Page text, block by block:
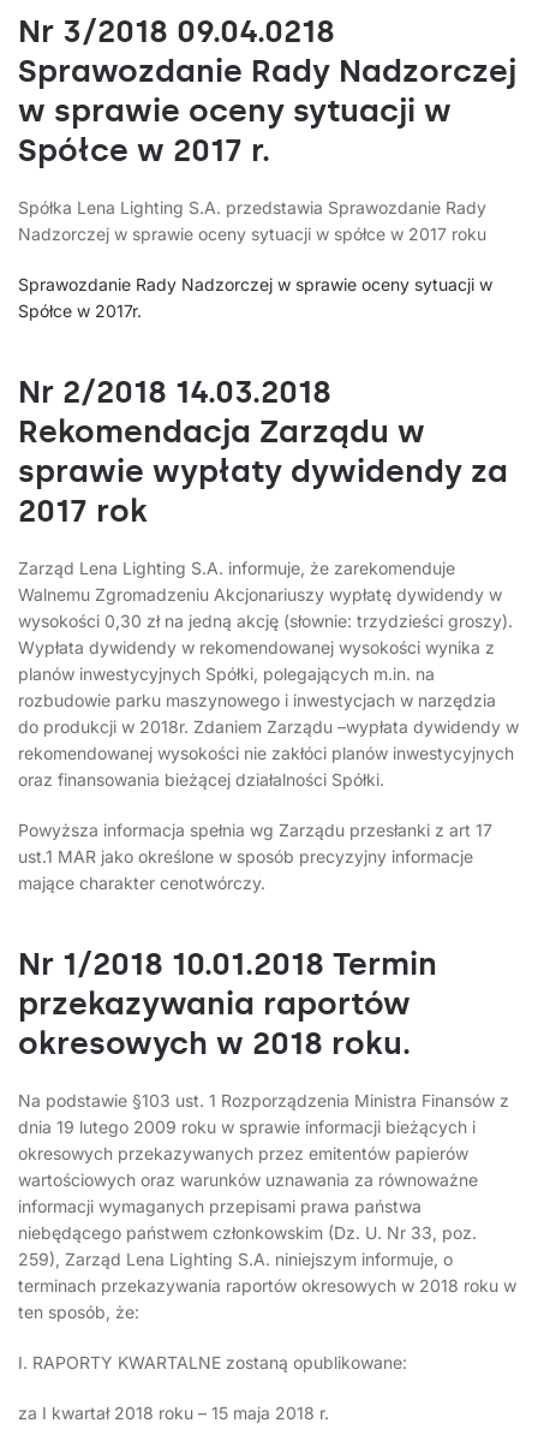
Nr 3/2018 09.04.0218
Sprawozdanie Rady Nadzorczej
w sprawie oceny sytuacji w
Spółce w 2017 r.
Spółka Lena Lighting S.A. przedstawia Sprawozdanie Rady
Nadzorczej w sprawie oceny sytuacji w spółce w 2017 roku
Sprawozdanie Rady Nadzorczej w sprawie oceny sytuacji w
Spółce w 2017r.
Nr 2/2018 14.03.2018
Rekomendacja Zarządu w
sprawie wypłaty dywidendy za
2017 rok
Zarząd Lena Lighting S.A. informuje, że zarekomenduje
Walnemu Zgromadzeniu Akcjonariuszy wypłatę dywidendy w
wysokości 0,30 zł na jedną akcję (słownie: trzydzieści groszy).
Wypłata dywidendy w rekomendowanej wysokości wynika z
planów inwestycyjnych Spółki, polegających m.in. na
rozbudowie parku maszynowego i inwestycjach w narzędzia
do produkcji w 2018r. Zdaniem Zarządu –wypłata dywidendy w
rekomendowanej wysokości nie zakłóci planów inwestycyjnych
oraz finansowania bieżącej działalności Spółki.
Powyższa informacja spełnia wg Zarządu przesłanki z art 17
ust.1 MAR jako określone w sposób precyzyjny informacje
mające charakter cenotwórczy.
Nr 1/2018 10.01.2018 Termin
przekazywania raportów
okresowych w 2018 roku.
Na podstawie §103 ust. 1 Rozporządzenia Ministra Finansów z
dnia 19 lutego 2009 roku w sprawie informacji bieżących i
okresowych przekazywanych przez emitentów papierów
wartościowych oraz warunków uznawania za równoważne
informacji wymaganych przepisami prawa państwa
niebędącego państwem członkowskim (Dz. U. Nr 33, poz.
259), Zarząd Lena Lighting S.A. niniejszym informuje, o
terminach przekazywania raportów okresowych w 2018 roku w
ten sposób, że:
I. RAPORTY KWARTALNE zostaną opublikowane:
za I kwartał 2018 roku – 15 maja 2018 r.